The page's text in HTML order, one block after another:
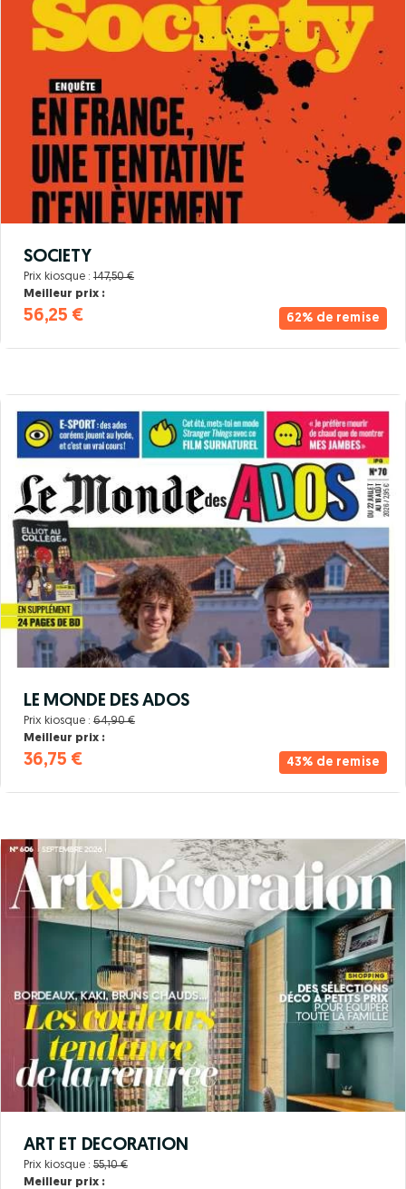
62% de remise
SOCIETY
Prix kiosque : 147,50 €
Meilleur prix :
56,25 €
43% de remise
LE MONDE DES ADOS
Prix kiosque : 64,90 €
Meilleur prix :
36,75 €
ART ET DECORATION
Prix kiosque : 55,10 €
Meilleur prix :